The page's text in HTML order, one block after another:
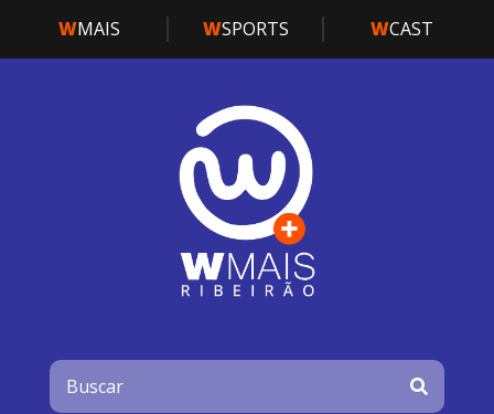
WMAIS WSPORTS WCAST